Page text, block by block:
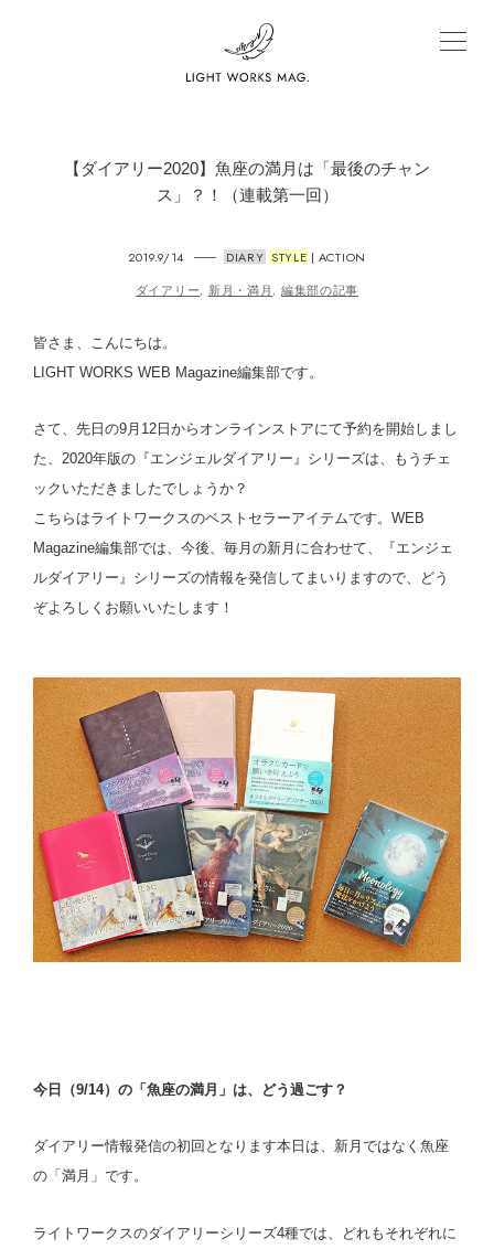
【ダイアリー2020】魚座の満月は「最後のチャン
ス」？！（連載第一回）
2019.9/14 DIARY STYLE | ACTION
ダイアリー 新月・満月 編集部の記事
皆さま、こんにちは。
LIGHT WORKS WEB Magazine編集部です。
さて、先日の9月12日からオンラインストアにて予約を開始しまし
た、2020年版の『エンジェルダイアリー』シリーズは、もうチェ
ックいただきましたでしょうか？
こちらはライトワークスのベストセラーアイテムです。WEB
Magazine編集部では、今後、毎月の新月に合わせて、『エンジェ
ルダイアリー』シリーズの情報を発信してまいりますので、どう
ぞよろしくお願いいたします！
今日（9/14）の「魚座の満月」は、どう過ごす？
ダイアリー情報発信の初回となります本日は、新月ではなく魚座
の「満月」です。
ライトワークスのダイアリーシリーズ4種では、どれもそれぞれに